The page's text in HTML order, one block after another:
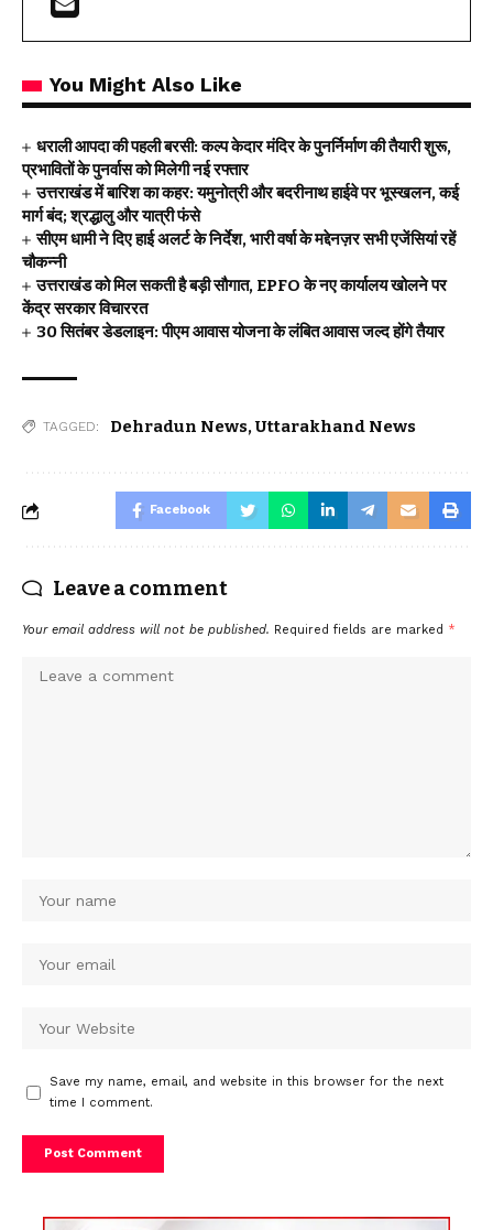
You Might Also Like
धराली आपदा की पहली बरसी: कल्प केदार मंदिर के पुनर्निर्माण की तैयारी शुरू,
प्रभावितों के पुनर्वास को मिलेगी नई रफ्तार
उत्तराखंड में बारिश का कहर: यमुनोत्री और बदरीनाथ हाईवे पर भूस्खलन, कई
मार्ग बंद; श्रद्धालु और यात्री फंसे
सीएम धामी ने दिए हाई अलर्ट के निर्देश, भारी वर्षा के मद्देनज़र सभी एजेंसियां रहें
चौकन्नी
उत्तराखंड को मिल सकती है बड़ी सौगात, EPFO के नए कार्यालय खोलने पर
केंद्र सरकार विचाररत
30 सितंबर डेडलाइन: पीएम आवास योजना के लंबित आवास जल्द होंगे तैयार
TAGGED: Dehradun News,Uttarakhand News
Facebook
Leave a comment
Your email address will not be published. Required fields are marked *
Save my name, email, and website in this browser for the next
time I comment.